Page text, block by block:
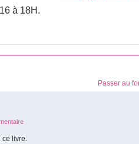
à 18H.
Passer au
ce livre.